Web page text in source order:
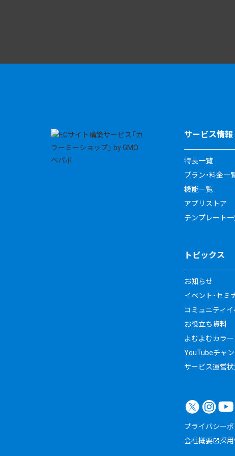
サービス情報
特長一覧
プラン・料金一
機能一覧
アプリストア
テンプレート
トピックス
お知らせ
イベント・セミ
コミュニティ
お役立ち資料
よむよむカラ
YouTubeチャ
サービス運営状
プライバシー
会社概要
採